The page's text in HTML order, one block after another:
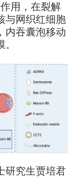
用，在裂解
与网织红细胞
内吞囊泡移动
研究生贾培君